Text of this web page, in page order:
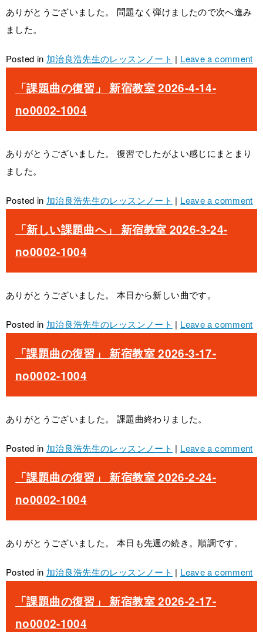
ありがとうございました。 問題なく弾けましたので次へ進み
ました。
Posted in 加治良浩先生のレッスンノート | Leave a comment
「課題曲の復習」 新宿教室 2026-4-14-
no0002-1004
ありがとうございました。 復習でしたがよい感じにまとまり
ました。
Posted in 加治良浩先生のレッスンノート | Leave a comment
「新しい課題曲へ」 新宿教室 2026-3-24-
no0002-1004
ありがとうございました。 本日から新しい曲です。
Posted in 加治良浩先生のレッスンノート | Leave a comment
「課題曲の復習」 新宿教室 2026-3-17-
no0002-1004
ありがとうございました。 課題曲終わりました。
Posted in 加治良浩先生のレッスンノート | Leave a comment
「課題曲の復習」 新宿教室 2026-2-24-
no0002-1004
ありがとうございました。 本日も先週の続き。順調です。
Posted in 加治良浩先生のレッスンノート | Leave a comment
「課題曲の復習」 新宿教室 2026-2-17-
no0002-1004